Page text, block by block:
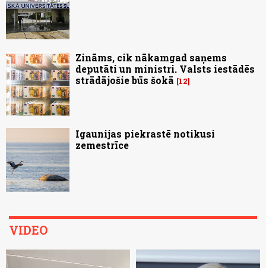
Zināms, cik nākamgad saņems
deputāti un ministri. Valsts iestādēs
strādājošie būs šokā
12
Igaunijas piekrastē notikusi
zemestrīce
VIDEO